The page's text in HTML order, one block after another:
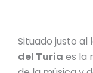
Situado justo al
del Turia es la